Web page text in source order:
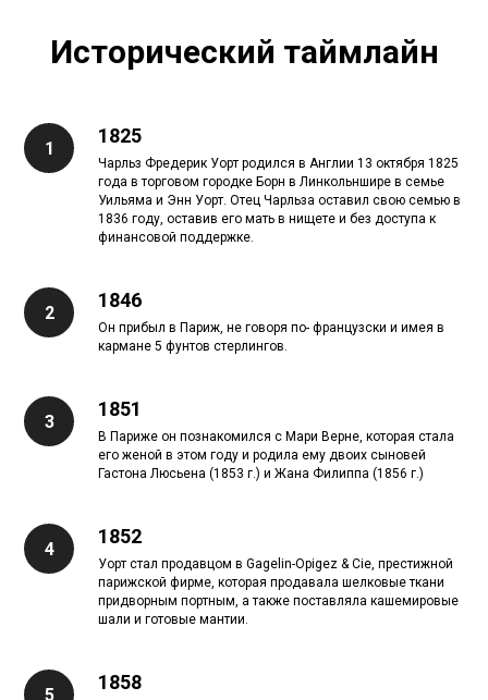
Исторический таймлайн
1825
Чарльз Фредерик Уорт родился в Англии 13 октября 1825
года в торговом городке Борн в Линкольншире в семье
Уильяма и Энн Уорт. Отец Чарльза оставил свою семью в
1836 году, оставив его мать в нищете и без доступа к
финансовой поддержке.
1846
Он прибыл в Париж, не говоря по- французски и имея в
кармане 5 фунтов стерлингов.
1851
В Париже он познакомился с Мари Верне, которая стала
его женой в этом году и родила ему двоих сыновей
Гастона Люсьена (1853 г.) и Жана Филиппа (1856 г.)
1852
Уорт стал продавцом в Gagelin-Opigez & Cie, престижной
парижской фирме, которая продавала шелковые ткани
придворным портным, а также поставляла кашемировые
шали и готовые мантии.
1858